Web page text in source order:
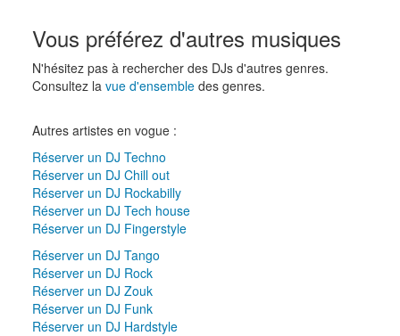
Vous préférez d'autres musiques
N'hésitez pas à rechercher des DJs d'autres genres.
Consultez la vue d'ensembledes genres.
Autres artistes en vogue :
Réserver un DJ Techno
Réserver un DJ Chill out
Réserver un DJ Rockabilly
Réserver un DJ Tech house
Réserver un DJ Fingerstyle
Réserver un DJ Tango
Réserver un DJ Rock
Réserver un DJ Zouk
Réserver un DJ Funk
Réserver un DJ Hardstyle